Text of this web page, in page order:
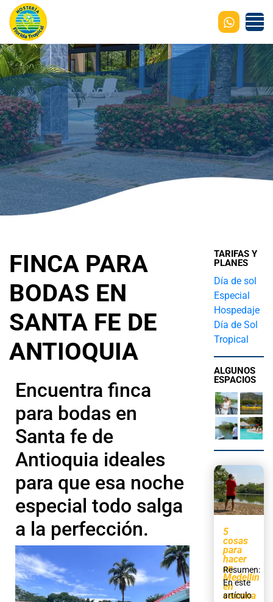
FINCA PARA
BODAS EN
SANTA FE DE
ANTIOQUIA
Encuentra finca
para bodas en
Santa fe de
Antioquia ideales
para que esa noche
especial todo salga
a la perfección.
TARIFAS Y
PLANES
Día de sol
Especial
Hospedaje
Día de Sol
Tropical
ALGUNOS
ESPACIOS
5
cosas
para
hacer
en
Medellín
en
semana
Resumen:
En este
artículo